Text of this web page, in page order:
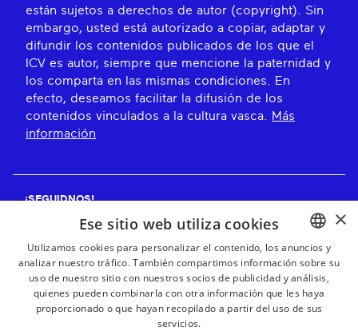
están sujetos a derechos de autor (copyright). Sin
embargo, usted está autorizado a copiar, adaptar y
difundir los contenidos publicados de los que el
ICV es autor, siempre que mencione la paternidad y
los comparta en las mismas condiciones. En
efecto, deseamos facilitar la difusión de los
contenidos vinculados a la cultura vasca.
Más
información
¡SEGUIDNOS!
¡RECIBE NUESTROS BOLETINES!
Suscribirse
BASQUE
FRENCH
×
Ese sitio web utiliza cookies
Utilizamos cookies para personalizar el contenido, los anuncios y
analizar nuestro tráfico. También compartimos información sobre su
uso de nuestro sitio con nuestros socios de publicidad y análisis,
quienes pueden combinarla con otra información que les haya
proporcionado o que hayan recopilado a partir del uso de sus
servicios.